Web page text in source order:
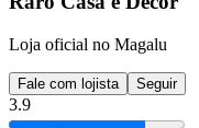
Loja oficial no Magalu
Fale com lojista Seguir
3.9